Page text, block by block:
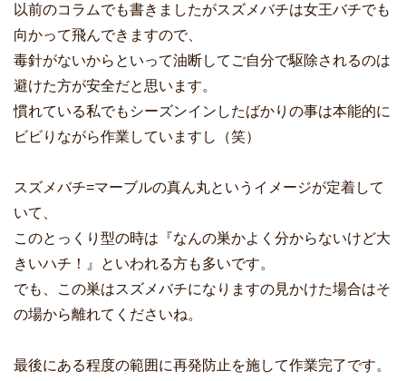
以前のコラムでも書きましたがスズメバチは女王バチでも
向かって飛んできますので、
毒針がないからといって油断してご自分で駆除されるのは
避けた方が安全だと思います。
慣れている私でもシーズンインしたばかりの事は本能的に
ビビりながら作業していますし（笑）
スズメバチ=マーブルの真ん丸というイメージが定着して
いて、
このとっくり型の時は『なんの巣かよく分からないけど大
きいハチ！』といわれる方も多いです。
でも、この巣はスズメバチになりますの見かけた場合はそ
の場から離れてくださいね。
最後にある程度の範囲に再発防止を施して作業完了です。